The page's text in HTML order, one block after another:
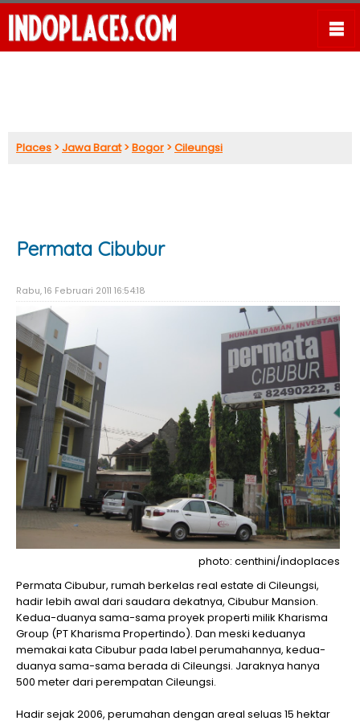
Places >Jawa Barat>Bogor >Cileungsi
Permata Cibubur
Rabu, 16 Februari 2011 16:54:18
photo: centhini/indoplaces
Permata Cibubur, rumah berkelas real estate di Cileungsi,
hadir lebih awal dari saudara dekatnya, Cibubur Mansion.
Kedua-duanya sama-sama proyek properti milik Kharisma
Group (PT Kharisma Propertindo). Dan meski keduanya
memakai kata Cibubur pada label perumahannya, kedua-
duanya sama-sama berada di Cileungsi. Jaraknya hanya
500 meter dari perempatan Cileungsi.
Hadir sejak 2006, perumahan dengan areal seluas 15 hektar